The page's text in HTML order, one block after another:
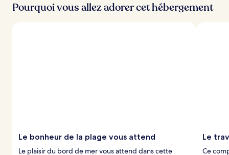
e
u
Pourquoi vous allez adorer cet hébergement
Le bonheur de la plage vous attend
Le plaisir du bord de mer vous attend dans cette
Le
Ce